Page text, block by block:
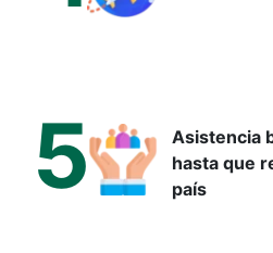
calvicie, la probabilidad de sufrirla
Desequilibrios hormonales:
pubertad, la menopausia o en
ovario poliquístico (SOP).
Estrés crónico: perturba el
5
Asistencia
hasta que
país